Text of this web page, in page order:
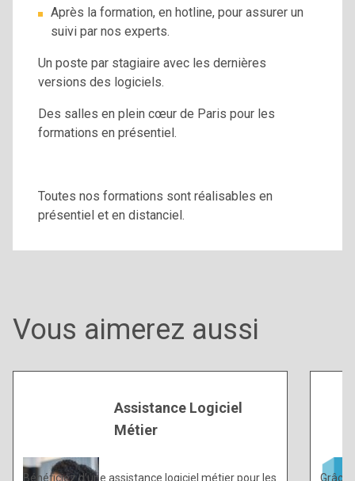
Après la formation, en hotline, pour assurer un
suivi par nos experts.
Un poste par stagiaire avec les dernières
versions des logiciels.
Des salles en plein cœur de Paris pour les
formations en présentiel.
Toutes nos formations sont réalisables en
présentiel et en distanciel.
Vous aimerez aussi
Assistance Logiciel
Métier
Bénéficiez d’une assistance logiciel métier pour les
Grâce